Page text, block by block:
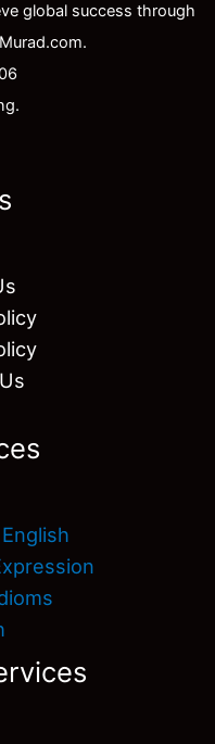
global success through
Expression